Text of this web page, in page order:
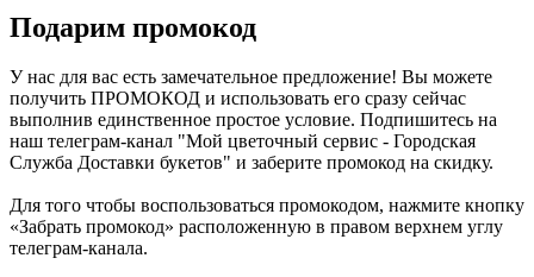
Подарим промокод
У нас для вас есть замечательное предложение! Вы можете
получить ПРОМОКОД и использовать его сразу сейчас
выполнив единственное простое условие. Подпишитесь на
наш телеграм-канал "Мой цветочный сервис - Городская
Служба Доставки букетов" и заберите промокод на скидку.
Для того чтобы воспользоваться промокодом, нажмите кнопку
«Забрать промокод» расположенную в правом верхнем углу
телеграм-канала.